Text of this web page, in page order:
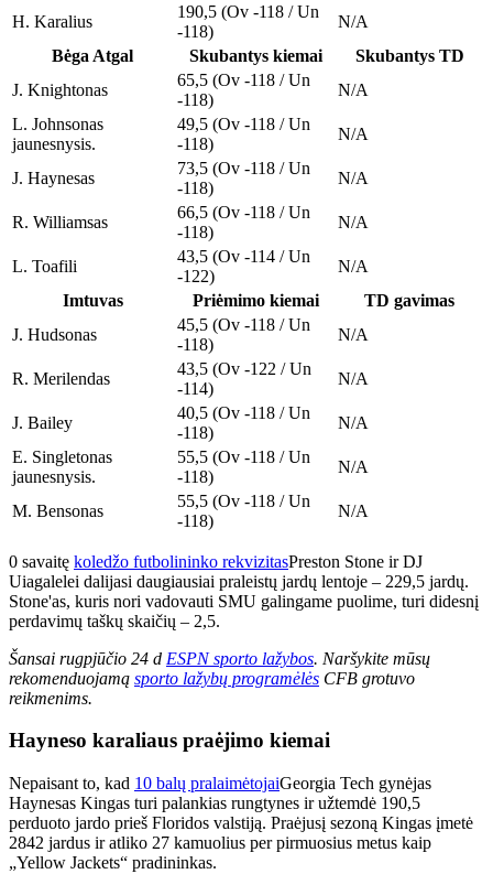
H. Karalius
190,5 (Ov -118 / Un
-118)
N/A
Bėga Atgal
Skubantys kiemai
Skubantys TD
J. Knightonas
65,5 (Ov -118 / Un
-118)
N/A
L. Johnsonas
jaunesnysis.
49,5 (Ov -118 / Un
-118)
N/A
J. Haynesas
73,5 (Ov -118 / Un
-118)
N/A
R. Williamsas
66,5 (Ov -118 / Un
-118)
N/A
L. Toafili
43,5 (Ov -114 / Un
-122)
N/A
Imtuvas
Priėmimo kiemai
TD gavimas
J. Hudsonas
45,5 (Ov -118 / Un
-118)
N/A
R. Merilendas
43,5 (Ov -122 / Un
-114)
N/A
J. Bailey
40,5 (Ov -118 / Un
-118)
N/A
E. Singletonas
jaunesnysis.
55,5 (Ov -118 / Un
-118)
N/A
M. Bensonas
55,5 (Ov -118 / Un
-118)
N/A
0 savaitę koledžo futbolininko rekvizitasPreston Stone ir DJ
Uiagalelei dalijasi daugiausiai praleistų jardų lentoje – 229,5 jardų.
Stone'as, kuris nori vadovauti SMU galingame puolime, turi didesnį
perdavimų taškų skaičių – 2,5.
Šansai rugpjūčio 24 d ESPN sporto lažybos. Naršykite mūsų
rekomenduojamą sporto lažybų programėlės CFB grotuvo
reikmenims.
Hayneso karaliaus praėjimo kiemai
Nepaisant to, kad 10 balų pralaimėtojaiGeorgia Tech gynėjas
Haynesas Kingas turi palankias rungtynes ​​ir užtemdė 190,5
perduoto jardo prieš Floridos valstiją. Praėjusį sezoną Kingas įmetė
2842 jardus ir atliko 27 kamuolius per pirmuosius metus kaip
„Yellow Jackets“ pradininkas.